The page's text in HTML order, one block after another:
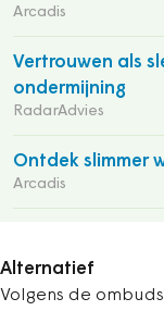
Arcadis
Vertrouwen als
ondermijning
RadarAdvies
Ontdek slimmer
Arcadis
Alternatief
Volgens de